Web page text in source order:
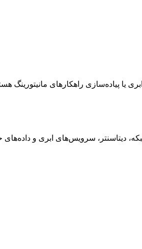
یا پیاده‌سازی راهکارهای مانیتورینگ
دیتاسنتر، سرویس‌های ابری و